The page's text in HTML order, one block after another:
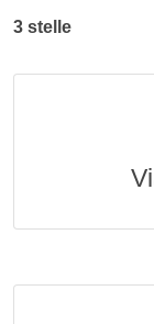
3 stelle